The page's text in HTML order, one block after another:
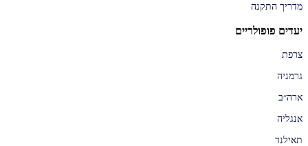
מדריך התקנה
יעדים פופולריים
צרפת
גרמניה
ארה״ב
אנגליה
תאילנד